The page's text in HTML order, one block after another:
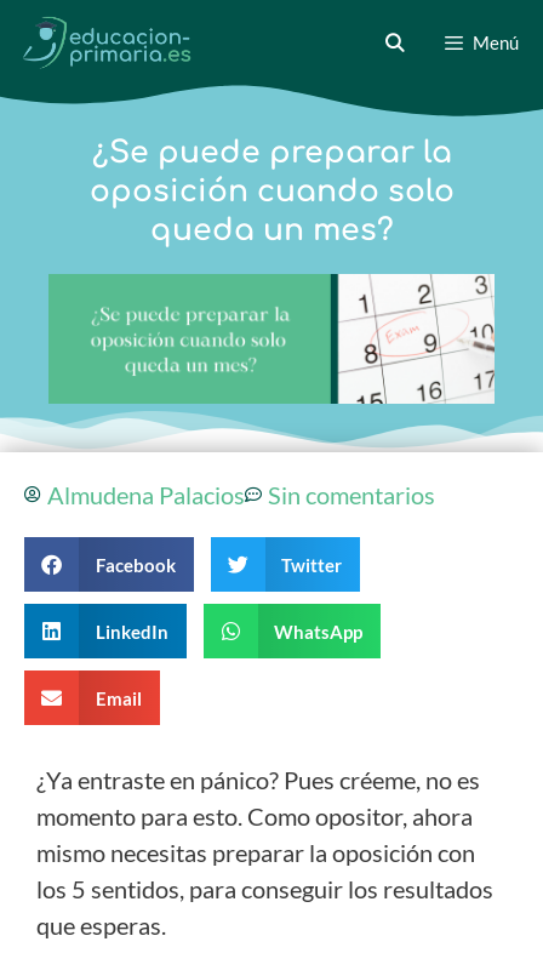
Menú
¿Se puede preparar la
oposición cuando solo
queda un mes?
Almudena Palacios Sin comentarios
Facebook Twitter
LinkedIn WhatsApp
Email
¿Ya entraste en pánico? Pues créeme, no es
momento para esto. Como opositor, ahora
mismo necesitas preparar la oposición con
los 5 sentidos, para conseguir los resultados
que esperas.